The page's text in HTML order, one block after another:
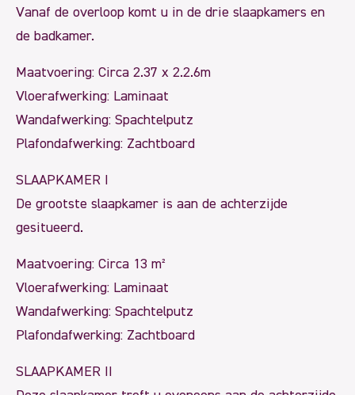
Vanaf de overloop komt u in de drie slaapkamers en
de badkamer.
Maatvoering: Circa 2.37 x 2.2.6m
Vloerafwerking: Laminaat
Wandafwerking: Spachtelputz
Plafondafwerking: Zachtboard
SLAAPKAMER I
De grootste slaapkamer is aan de achterzijde
gesitueerd.
Maatvoering: Circa 13 m²
Vloerafwerking: Laminaat
Wandafwerking: Spachtelputz
Plafondafwerking: Zachtboard
SLAAPKAMER II